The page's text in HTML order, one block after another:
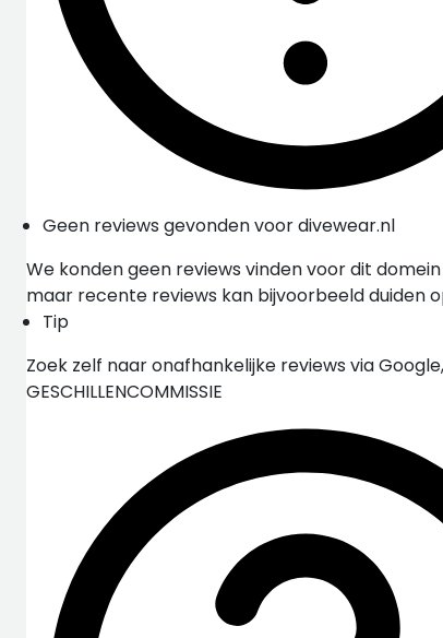
Geen reviews gevonden voor divewear.nl
We konden geen reviews vinden voor dit
maar recente reviews kan bijvoorbeeld duiden
Tip
Zoek zelf naar onafhankelijke reviews via
GESCHILLENCOMMISSIE